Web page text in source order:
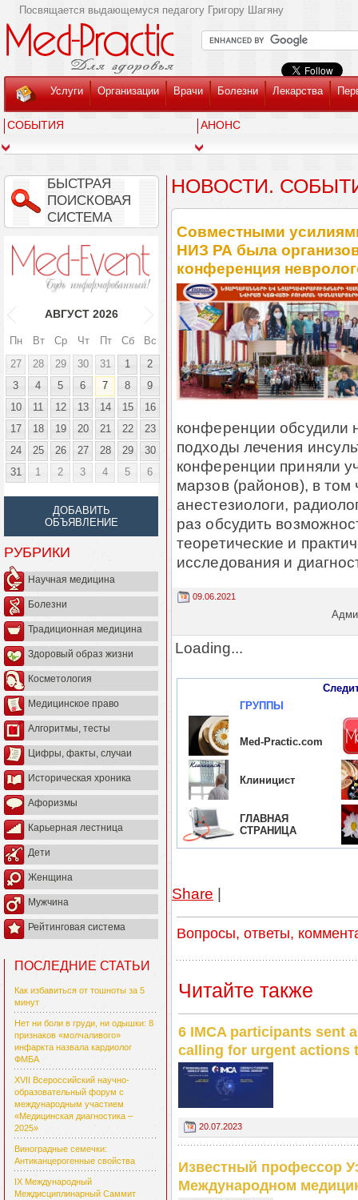
Посвящается выдающемуся педагогу Григору Шагяну
Услуги Организации Врачи Болезни Лекарства
СОБЫТИЯ АНОНС
БЫСТРАЯ
ПОИСКОВАЯ
СИСТЕМА
АВГУСТ 2026
Пн Вт Ср Чт Пт Сб
Вс
27
28 29 30 31 1
2
3
4 5 6 7 8
9
10
11 12 13 14 15
16
17
18 19 20 21 22
23
24
25 26 27 28 29
30
31
1 2 3 4 5 6
ДОБАВИТЬ
ОБЪЯВЛЕНИЕ
РУБРИКИ
Научная медицина
Болезни
Традиционная медицина
Здоровый образ жизни
Косметология
Медицинское право
Алгоритмы, тесты
Цифры, факты, случаи
Историческая хроника
Афоризмы
Карьерная лестница
Дети
Женщина
Мужчина
Рейтинговая система
ПОСЛЕДНИЕ СТАТЬИ
Как избавиться от тошноты за 5
минут
Нет ни боли в груди, ни одышки: 8
признаков «молчаливого»
инфаркта назвала кардиолог
ФМБА
XVII Всероссийский научно-
образовательный форум с
международным участием
«Медицинская диагностика –
2025»
Виноградные семечки:
Антиканцерогенные свойства
IX Международный
Междисциплинарный Саммит
НОВОСТИ.
Совместными
НИЗ РА была
конференция
конференции
подходы лечения
конференции приняли
марзов (районов), в том
анестезиологи,
раз обсудить
теоретические и
исследования и
09.06.2021
Loading...
ГРУППЫ
Med-Practic.com
Клиницист
ГЛАВНАЯ
СТРАНИЦА
Share |
Вопросы, ответы,
Читайте также
6 IMCA participants sent
calling for urgent actions
20.07.2023
Известный профессор
Международном